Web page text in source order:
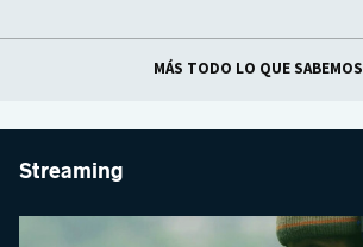
MÁS TODO LO QUE SABEMOS
Streaming